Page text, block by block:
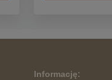
Informację: